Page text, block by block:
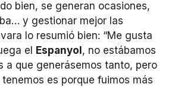
bien, se generan ocasiones,
y gestionar mejor las
lo resumió bien: “Me gusta
el
Espanyol , no estábamos
a que generásemos tanto, pero
tenemos es porque fuimos más